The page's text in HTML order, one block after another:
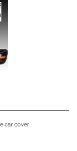
car cover